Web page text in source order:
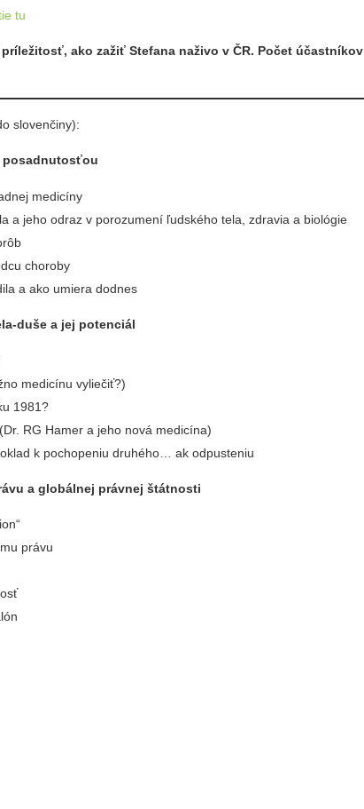
tu
ako zažiť Stefana naživo v ČR. Počet účastníkov
slovenčiny):
posadnutosťou
medicíny
a jeho odraz v porozumení ľudského tela, zdravia a biológie
choroby
a ako umiera dodnes
duše a jej potenciál
medicínu vyliečiť?)
1981?
RG Hamer a jeho nová medicína)
k pochopeniu druhého… ak odpusteniu
a globálnej právnej štátnosti
právu